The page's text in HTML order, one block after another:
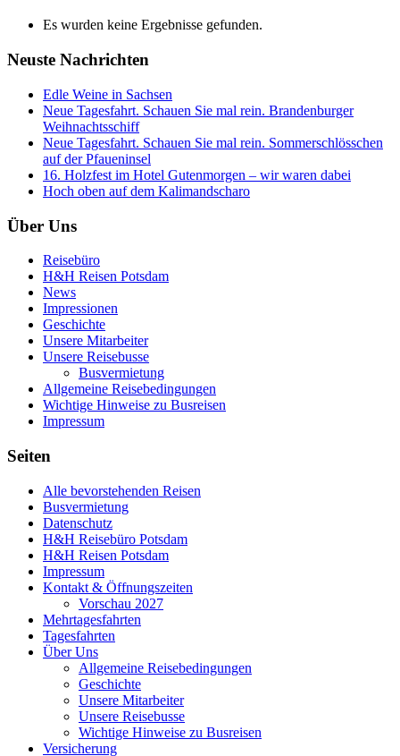
Es wurden keine Ergebnisse gefunden.
Neuste Nachrichten
Edle Weine in Sachsen
Neue Tagesfahrt. Schauen Sie mal rein. Brandenburger
Weihnachtsschiff
Neue Tagesfahrt. Schauen Sie mal rein. Sommerschlösschen
auf der Pfaueninsel
16. Holzfest im Hotel Gutenmorgen – wir waren dabei
Hoch oben auf dem Kalimandscharo
Über Uns
Reisebüro
H&H Reisen Potsdam
News
Impressionen
Geschichte
Unsere Mitarbeiter
Unsere Reisebusse
Busvermietung
Allgemeine Reisebedingungen
Wichtige Hinweise zu Busreisen
Impressum
Seiten
Alle bevorstehenden Reisen
Busvermietung
Datenschutz
H&H Reisebüro Potsdam
H&H Reisen Potsdam
Impressum
Kontakt & Öffnungszeiten
Vorschau 2027
Mehrtagesfahrten
Tagesfahrten
Über Uns
Allgemeine Reisebedingungen
Geschichte
Unsere Mitarbeiter
Unsere Reisebusse
Wichtige Hinweise zu Busreisen
Versicherung